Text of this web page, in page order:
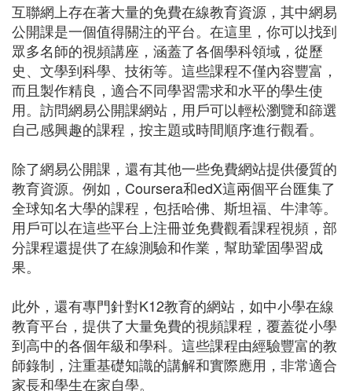
互聯網上存在著大量的免費在線教育資源，其中網易
公開課是一個值得關注的平台。在這里，你可以找到
眾多名師的視頻講座，涵蓋了各個學科領域，從歷
史、文學到科學、技術等。這些課程不僅內容豐富，
而且製作精良，適合不同學習需求和水平的學生使
用。訪問網易公開課網站，用戶可以輕松瀏覽和篩選
自己感興趣的課程，按主題或時間順序進行觀看。
除了網易公開課，還有其他一些免費網站提供優質的
教育資源。例如，Coursera和edX這兩個平台匯集了
全球知名大學的課程，包括哈佛、斯坦福、牛津等。
用戶可以在這些平台上注冊並免費觀看課程視頻，部
分課程還提供了在線測驗和作業，幫助鞏固學習成
果。
此外，還有專門針對K12教育的網站，如中小學在線
教育平台，提供了大量免費的視頻課程，覆蓋從小學
到高中的各個年級和學科。這些課程由經驗豐富的教
師錄制，注重基礎知識的講解和實際應用，非常適合
家長和學生在家自學。